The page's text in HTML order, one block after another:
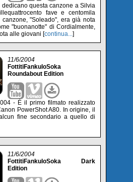
dedicano questa canzone a Silvia
fave e centomila
"Soleado", era già nota
"buonanotte" di Cordialmente,
alle giovani [continua...]
11/6/2004
FottitiFankuloSoka
Roundabout Edition
- È il primo filmato realizzato
PowerShot A80. In origine, il
fine secondario a quello di
11/6/2004
FottitiFankuloSoka Dark
Edition